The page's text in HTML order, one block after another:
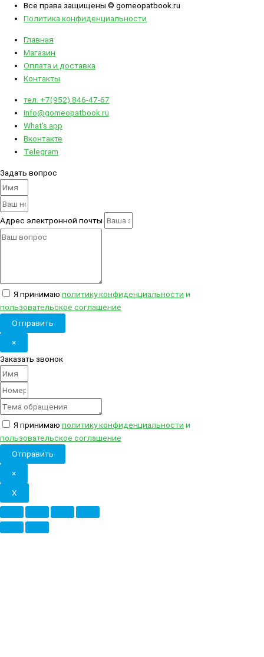
Все права защищены © gomeopatbook.ru
Политика конфиденциальности
Главная
Магазин
Оплата и доставка
Контакты
тел. +7(952) 846-47-67
info@gomeopatbook.ru
What's app
Вконтакте
Telegram
Задать вопрос
Адрес электронной почты
Я принимаю политику конфиденциальности и
пользовательское соглашение
Отправить
×
Заказать звонок
Я принимаю политику конфиденциальности и
пользовательское соглашение
Отправить
×
X